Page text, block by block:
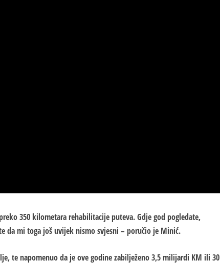
350 kilometara rehabilitacije puteva. Gdje god pogledate,
da mi toga još uvijek nismo svjesni – poručio je Minić.
te napomenuo da je ove godine zabilježeno 3,5 milijardi KM ili 30